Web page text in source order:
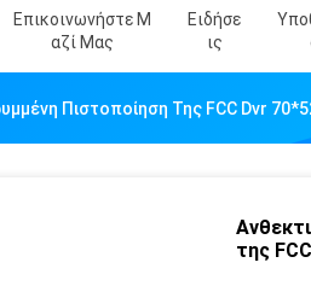
Επικοινωνήστε Μ
Αζί Μας
Ειδήσε
Ις
Πιστοποίηση Της FCC Dvr
της